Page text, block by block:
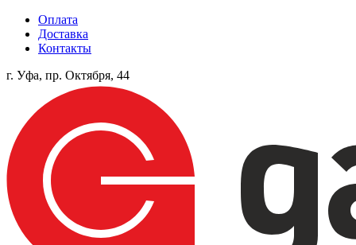
Оплата
Доставка
Контакты
г. Уфа, пр. Октября, 44